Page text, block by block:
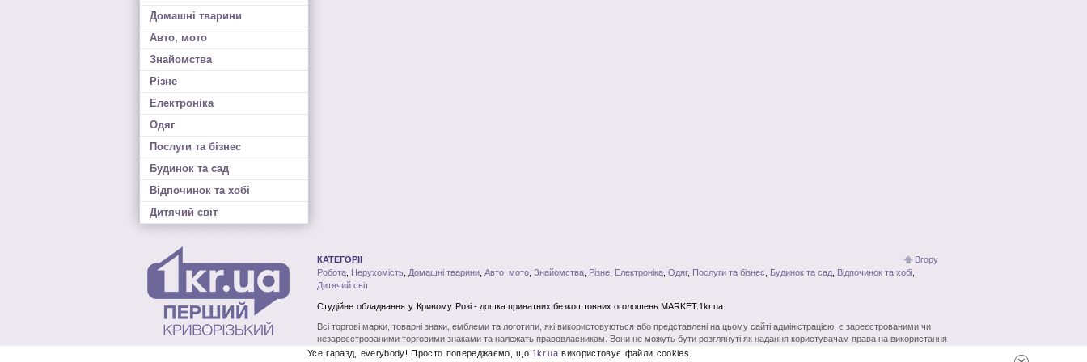
Домашні тварини
Авто, мото
Знайомства
Різне
Електроніка
Одяг
Послуги та бізнес
Будинок та сад
Відпочинок та хобі
Дитячий світ
Вгору
КАТЕГОРІЇ
Робота Нерухомість Домашні тварини Авто, мото Знайомства Різне Електроніка Одяг, Послуги та бізнес Будинок та сад Відпочинок та хобі
Дитячий світ
Студійне обладнання у Кривому Розі - дошка приватних безкоштовних оголошень MARKET.1kr.ua.
Всі торгові марки, товарні знаки, емблеми та логотипи, які використовуються або представлені на цьому сайті адміністрацією, є зареєстрованими чи
незареєстрованими торговими знаками та належать правовласникам. Вони не можуть бути розглянуті як надання користувачам права на використання
без письмового на те дозволу. Повне чи часткове копіювання матеріалів без відкритого для пошукових систем гіперпосилання джерело заборонено.
Усе гаразд, everybody! Просто попереджаємо, що 1kr.ua використовує файли cookies.